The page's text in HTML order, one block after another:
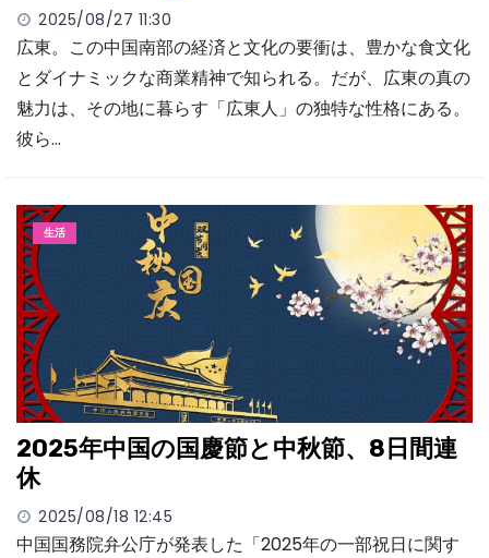
2025/08/27 11:30
広東。この中国南部の経済と文化の要衝は、豊かな食文化
とダイナミックな商業精神で知られる。だが、広東の真の
魅力は、その地に暮らす「広東人」の独特な性格にある。
彼ら…
生活
2025年中国の国慶節と中秋節、8日間連
休
2025/08/18 12:45
中国国務院弁公庁が発表した「2025年の一部祝日に関す